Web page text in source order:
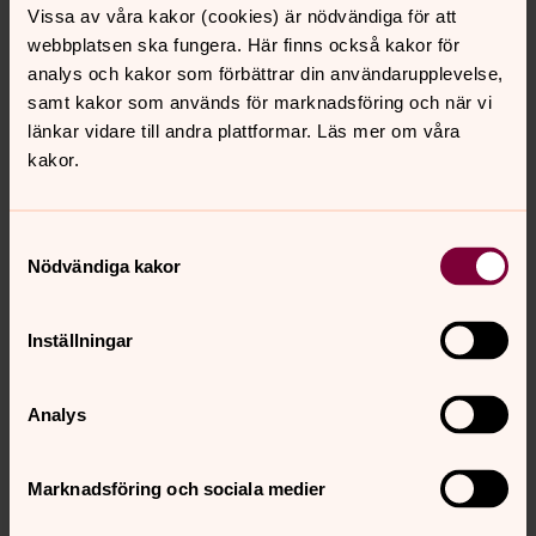
Vissa av våra kakor (cookies) är nödvändiga för att
webbplatsen ska fungera. Här finns också kakor för
analys och kakor som förbättrar din användarupplevelse,
samt kakor som används för marknadsföring och när vi
länkar vidare till andra plattformar. Läs mer om våra
kakor.
Nödvändiga kakor
Inställningar
Analys
Marknadsföring och sociala medier
ladan där Jullan var.
”Har du lust att följa med mig på en resa?” frågade han
henne.
”Vart ska vi?” ville hon veta.
”Vi ska hämta stjärnan”, svarade Noel.
Jullan var direkt med på noterna. Hon tyckte att de
var ett äventyr det! Säkert deras livs äventyr! Att hämta
en stjärna verkade svårt men hon följde gärna med och
försökte.
- den lysande adventskalendern i Karlstads
Idé: Maria Olofsdotter Bråkenhielm